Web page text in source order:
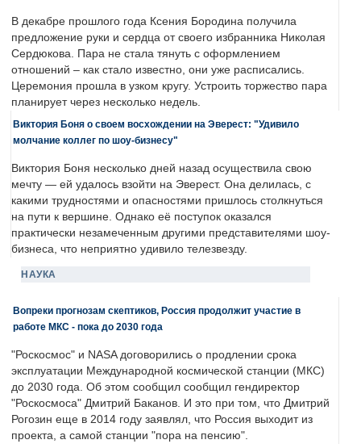
В декабре прошлого года Ксения Бородина получила
предложение руки и сердца от своего избранника Николая
Сердюкова. Пара не стала тянуть с оформлением
отношений – как стало известно, они уже расписались.
Церемония прошла в узком кругу. Устроить торжество пара
планирует через несколько недель.
Виктория Боня о своем восхождении на Эверест: "Удивило
молчание коллег по шоу-бизнесу"
Виктория Боня несколько дней назад осуществила свою
мечту — ей удалось взойти на Эверест. Она делилась, с
какими трудностями и опасностями пришлось столкнуться
на пути к вершине. Однако её поступок оказался
практически незамеченным другими представителями шоу-
бизнеса, что неприятно удивило телезвезду.
НАУКА
Вопреки прогнозам скептиков, Россия продолжит участие в
работе МКС - пока до 2030 года
"Роскосмос" и NASA договорились о продлении срока
эксплуатации Международной космической станции (МКС)
до 2030 года. Об этом сообщил сообщил гендиректор
"Роскосмоса" Дмитрий Баканов. И это при том, что Дмитрий
Рогозин еще в 2014 году заявлял, что Россия выходит из
проекта, а самой станции "пора на пенсию".